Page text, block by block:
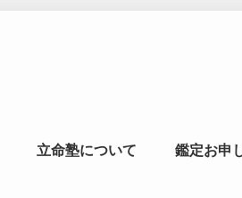
ヤマの風
立命塾について 鑑定お申